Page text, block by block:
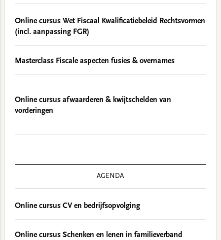
Online cursus Wet Fiscaal Kwalificatiebeleid Rechtsvormen
(incl. aanpassing FGR)
Masterclass Fiscale aspecten fusies & overnames
Online cursus afwaarderen & kwijtschelden van
vorderingen
AGENDA
Online cursus CV en bedrijfsopvolging
Online cursus Schenken en lenen in familieverband